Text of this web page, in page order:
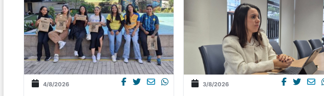
4/8/2026 3/8/2026